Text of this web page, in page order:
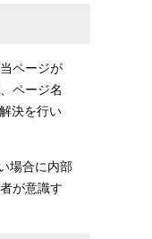
ページが
ページ名
決を行い
場合に内部
が意識す